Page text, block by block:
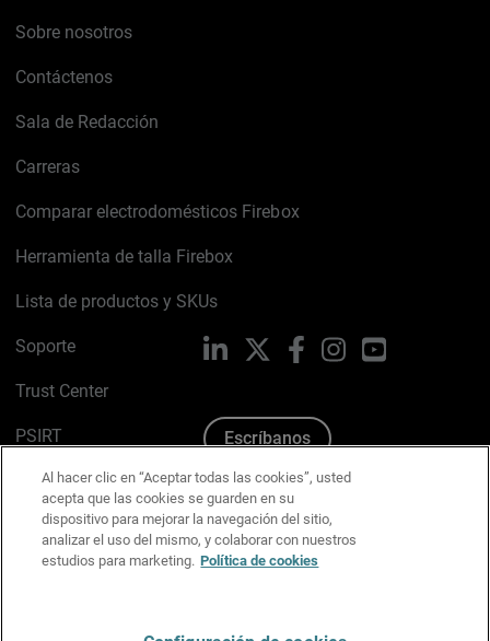
Sobre nosotros
Contáctenos
Sala de Redacción
Carreras
Comparar electrodomésticos Firebox
Herramienta de talla Firebox
Lista de productos y SKUs
Soporte
Trust Center
PSIRT
Política de cookies
Política de privacidad
Kit de medios y marca
LinkedIn FacebookInstagramYouTube
Escríbanos
Al hacer clic en “Aceptar todas las cookies”, usted
acepta que las cookies se guarden en su
dispositivo para mejorar la navegación del sitio,
analizar el uso del mismo, y colaborar con nuestros
estudios para marketing. Política de cookies